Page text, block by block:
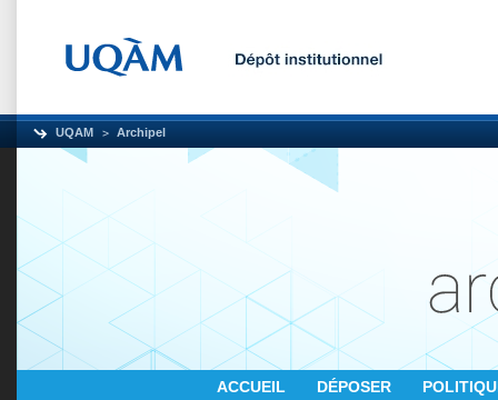
UQAM Archipel
ACCUEIL DÉPOSER